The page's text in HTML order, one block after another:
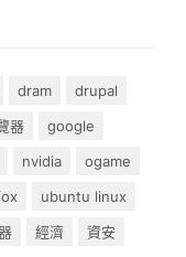
dram
drupal
器
google
nvidia
ogame
ubuntu linux
經濟
資安